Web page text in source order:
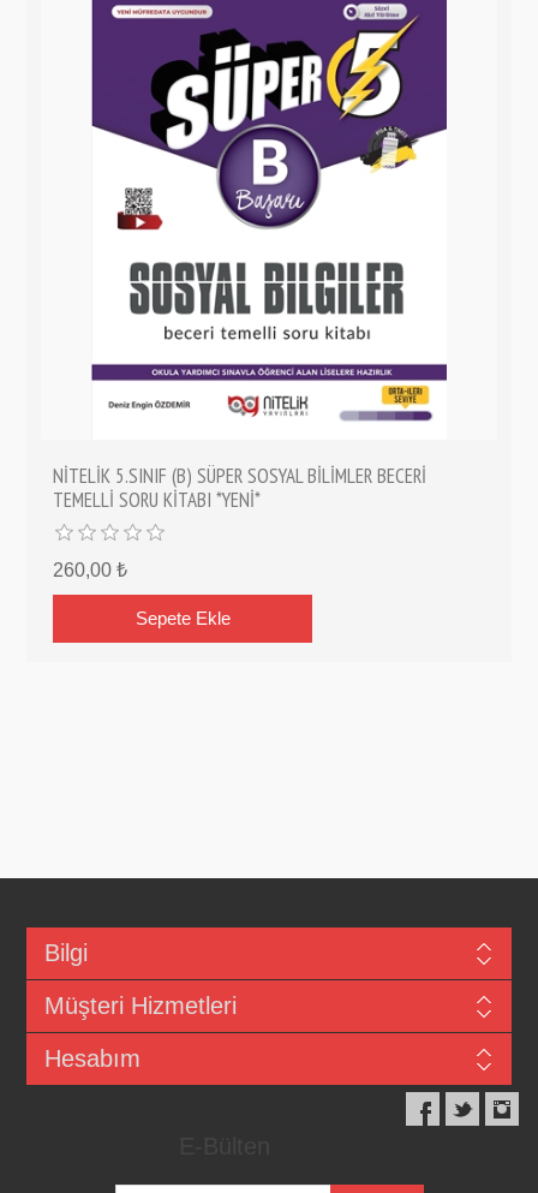
NİTELİK 5.SINIF (B) SÜPER SOSYAL BİLİMLER BECERİ
TEMELLİ SORU KİTABI *YENİ*
260,00 ₺
Bilgi
Müşteri Hizmetleri
Hesabım